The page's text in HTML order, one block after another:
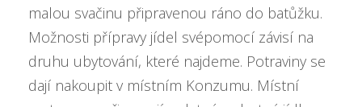
malou svačinu připravenou ráno do batůžku.
Možnosti přípravy jídel svépomocí závisí na
druhu ubytování, které najdeme. Potraviny se
dají nakoupit v místním Konzumu. Místní